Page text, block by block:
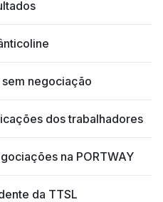
negociação
dos trabalhadores
na PORTWAY
da TTSL